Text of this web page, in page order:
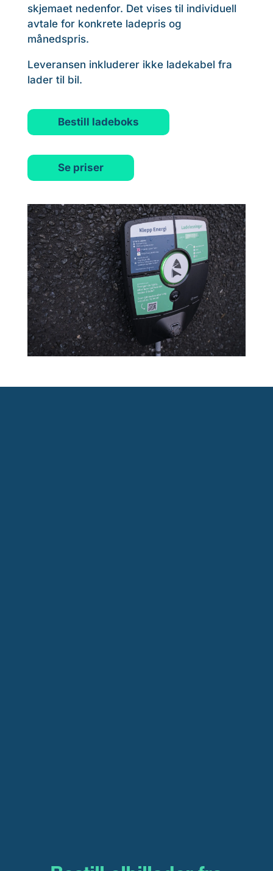
skjemaet nedenfor. Det vises til individuell
avtale for konkrete ladepris og
månedspris.
Leveransen inkluderer ikke ladekabel fra
lader til bil.
Bestill ladeboks
Se priser